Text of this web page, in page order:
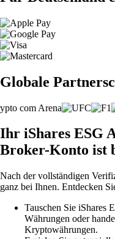
Globale
Ihr iShares ESG
Broker-Konto ist
Nach der vollständigen
ganz bei Ihnen. Entdecken
Tauschen Sie iShares
Währungen oder
Kryptowährungen.